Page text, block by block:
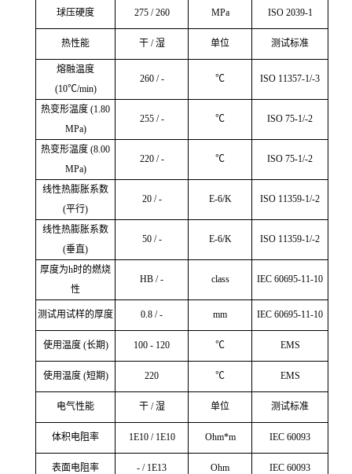
球压硬度 275 / 260 MPa ISO 2039-1
热性能 干 / 湿 单位 测试标准
熔融温度
(10℃/min)
260 / - ℃ ISO 11357-1/-3
热变形温度 (1.80
MPa)
255 / - ℃ ISO 75-1/-2
热变形温度 (8.00
MPa)
220 / - ℃ ISO 75-1/-2
线性热膨胀系数
(平行)
20 / - E-6/K ISO 11359-1/-2
线性热膨胀系数
(垂直)
50 / - E-6/K ISO 11359-1/-2
厚度为h时的燃烧
性
HB / - class IEC 60695-11-10
测试用试样的厚度 0.8 / - mm IEC 60695-11-10
使用温度 (长期) 100 - 120 ℃ EMS
使用温度 (短期) 220 ℃ EMS
电气性能 干 / 湿 单位 测试标准
体积电阻率 1E10 / 1E10 Ohm*m IEC 60093
表面电阻率 - / 1E13 Ohm IEC 60093